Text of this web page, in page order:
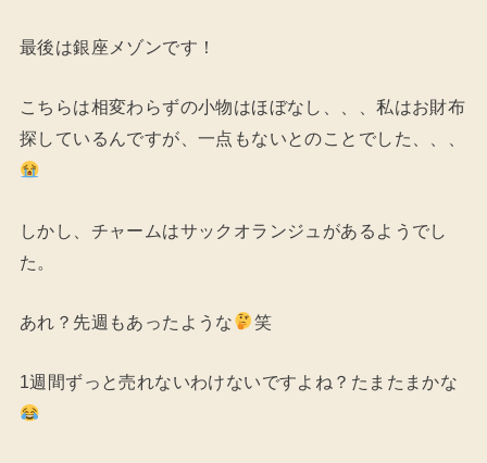
最後は銀座メゾンです！
こちらは相変わらずの小物はほぼなし、、、私はお財布
探しているんですが、一点もないとのことでした、、、
しかし、チャームはサックオランジュがあるようでし
た。
あれ？先週もあったような 笑
1週間ずっと売れないわけないですよね？たまたまかな